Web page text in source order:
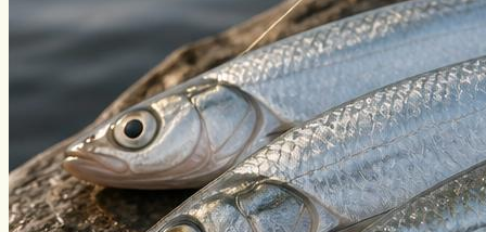
Нахлыст
Снаряжение
Эхолоты
Лодки и моторы
Узлы
Рецепты
Разное